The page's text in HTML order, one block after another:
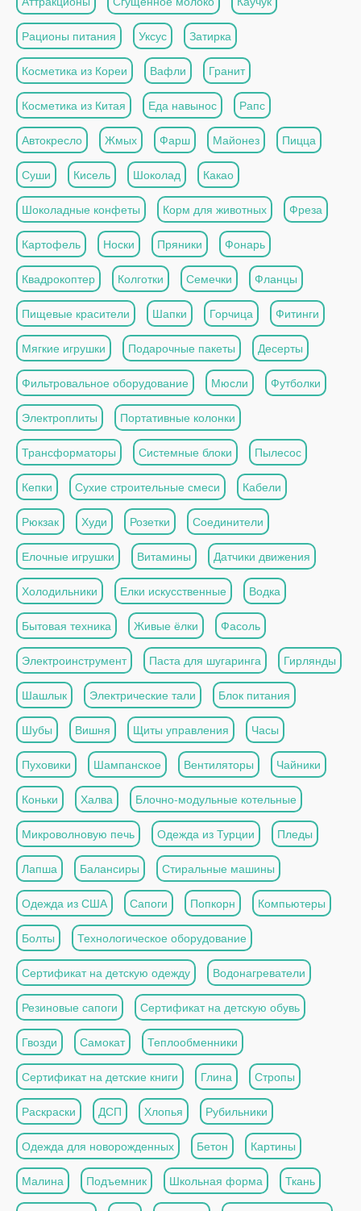
Рационы питания Уксус Затирка
Косметика из Кореи Вафли Гранит
Косметика из Китая Еда навынос Рапс
Автокресло Жмых Фарш Майонез Пицца
Суши Кисель Шоколад Какао
Шоколадные конфеты Корм для животных Фреза
Картофель Носки Пряники Фонарь
Квадрокоптер Колготки Семечки Фланцы
Пищевые красители Шапки Горчица Фитинги
Мягкие игрушки Подарочные пакеты Десерты
Фильтровальное оборудование Мюсли Футболки
Электроплиты Портативные колонки
Трансформаторы Системные блоки Пылесос
Кепки Сухие строительные смеси Кабели
Рюкзак Худи Розетки Соединители
Елочные игрушки Витамины Датчики движения
Холодильники Елки искусственные Водка
Бытовая техника Живые ёлки Фасоль
Электроинструмент Паста для шугаринга Гирлянды
Шашлык Электрические тали Блок питания
Шубы Вишня Щиты управления Часы
Пуховики Шампанское Вентиляторы Чайники
Коньки Халва Блочно-модульные котельные
Микроволновую печь Одежда из Турции Пледы
Лапша Балансиры Стиральные машины
Одежда из США Сапоги Попкорн Компьютеры
Болты Технологическое оборудование
Сертификат на детскую одежду Водонагреватели
Резиновые сапоги Сертификат на детскую обувь
Гвозди Самокат Теплообменники
Сертификат на детские книги Глина Стропы
Раскраски ДСП Хлопья Рубильники
Одежда для новорожденных Бетон Картины
Малина Подъемник Школьная форма Ткань